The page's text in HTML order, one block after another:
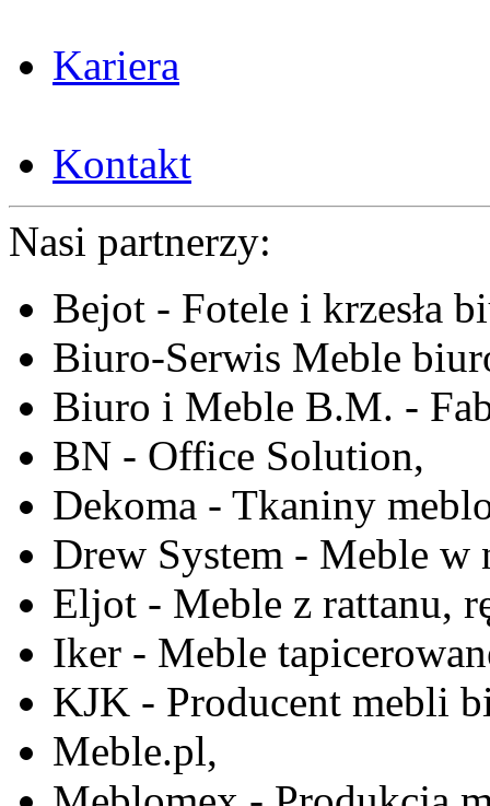
Kariera
Kontakt
Nasi partnerzy:
Bejot - Fotele i krzesła
Biuro-Serwis Meble
Biuro i Meble B.M. -
BN - Office Solution,
Dekoma - Tkaniny
Drew System - Meble w
Eljot - Meble z rattanu,
Iker - Meble
KJK - Producent mebli
Meble.pl,